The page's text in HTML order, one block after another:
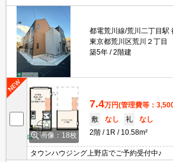
都電荒川線/荒川二丁目駅
東京都荒川区荒川２丁目
築5年
2階建
画像：18枚
7.4万円(管理費等：
敷
なし 礼
なし
2階
1R 10.58m²
タウンハウジング上野店でご予約受付中♪